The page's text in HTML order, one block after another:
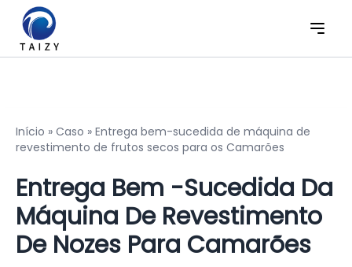
Início » Caso » Entrega bem-sucedida de máquina de
revestimento de frutos secos para os Camarões
Entrega Bem -sucedida Da
Máquina De Revestimento
De Nozes Para Camarões